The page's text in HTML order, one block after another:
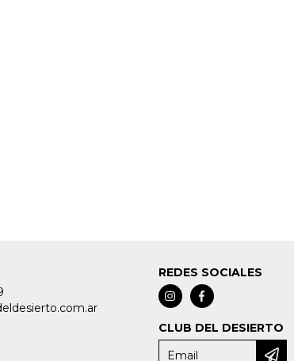
REDES SOCIALES
CLUB DEL DESIERTO